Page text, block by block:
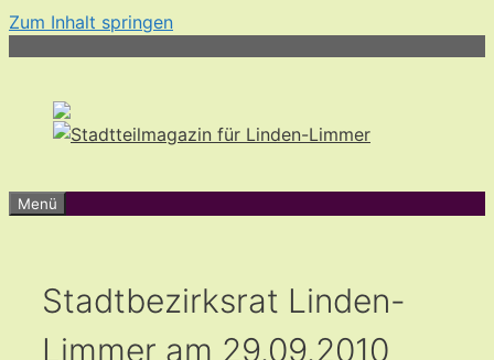
Zum Inhalt springen
Menü
Stadtbezirksrat Linden-
Limmer am 29.09.2010